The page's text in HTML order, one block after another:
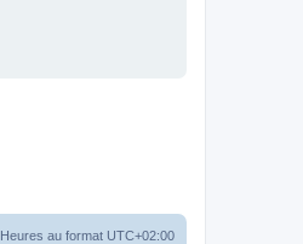
Heures au format UTC+02:00